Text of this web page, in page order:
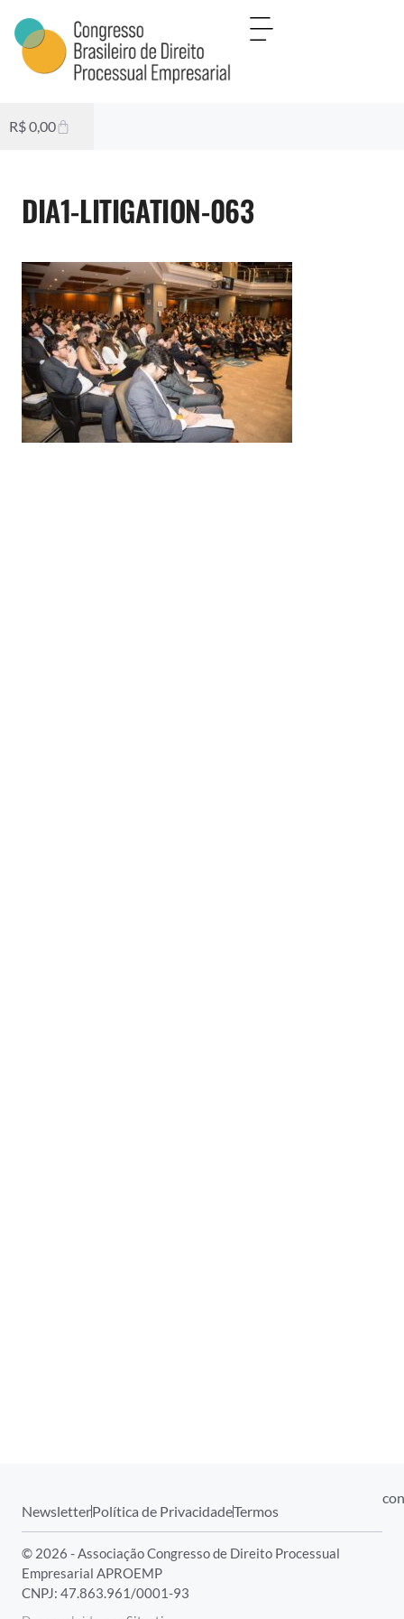
R$0,00
DIA1-LITIGATION-063
NewsletterPolítica de PrivacidadeTermos
© 2026 - Associação Congresso de Direito Processual
Empresarial APROEMP
CNPJ: 47.863.961/0001-93